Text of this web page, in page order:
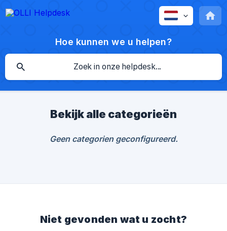
Hoe kunnen we u helpen?
Bekijk alle categorieën
Geen categorien geconfigureerd.
Niet gevonden wat u zocht?